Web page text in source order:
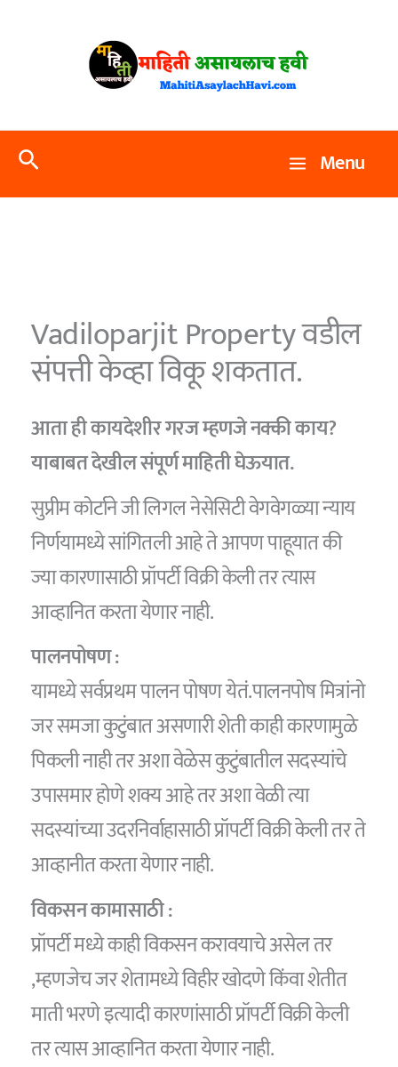
Search Menu
Vadiloparjit Property वडील
संपत्ती केव्हा विकू शकतात.
आता ही कायदेशीर गरज म्हणजे नक्की काय?
याबाबत देखील संपूर्ण माहिती घेऊयात.
सुप्रीम कोर्टाने जी लिगल नेसेसिटी वेगवेगळ्या न्याय
निर्णयामध्ये सांगितली आहे ते आपण पाहूयात की
ज्या कारणासाठी प्रॉपर्टी विक्री केली तर त्यास
आव्हानित करता येणार नाही.
पालनपोषण :
यामध्ये सर्वप्रथम पालन पोषण येतं.पालनपोष मित्रांनो
जर समजा कुटुंबात असणारी शेती काही कारणामुळे
पिकली नाही तर अशा वेळेस कुटुंबातील सदस्यांचे
उपासमार होणे शक्य आहे तर अशा वेळी त्या
सदस्यांच्या उदरनिर्वाहासाठी प्रॉपर्टी विक्री केली तर ते
आव्हानीत करता येणार नाही.
विकसन कामासाठी :
प्रॉपर्टी मध्ये काही विकसन करावयाचे असेल तर
,म्हणजेच जर शेतामध्ये विहीर खोदणे किंवा शेतीत
माती भरणे इत्यादी कारणांसाठी प्रॉपर्टी विक्री केली
तर त्यास आव्हानित करता येणार नाही.